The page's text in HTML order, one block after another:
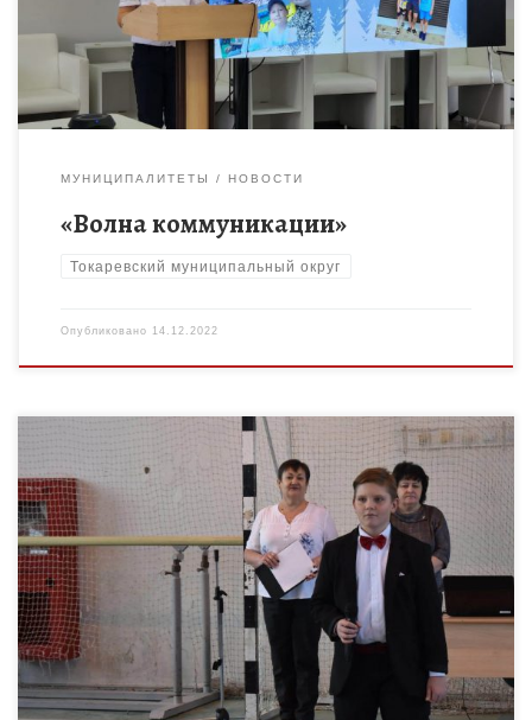
проходил в несколько этапов. На окончательном этапе […]
МУНИЦИПАЛИТЕТЫ НОВОСТИ
«Волна коммуникации»
Токаревский муниципальный округ
Опубликовано 14.12.2022
В декабре 2022 года проводится образовательная акция
«Всероссийский единый урок «Права человека». Проведение
единого урока приурочено к празднованию Дня Конституции
Российской Федерации». Единый урок – […]